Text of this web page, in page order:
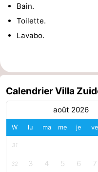
Duiveland
-
Bruinisse
-
Zierikzee
Nature
Oosterschelde
Burgh
Bain.
Toilette.
Lavabo.
Calendrier Villa
août 2026
W lu ma me je ve
31
32 3 4 5 6 7